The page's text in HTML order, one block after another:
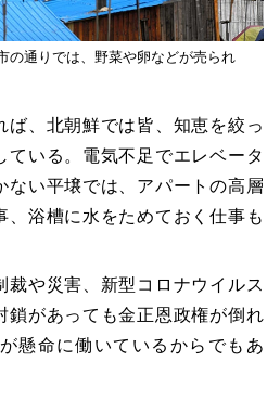
の通りでは、野菜や卵などが売られ
ば、北朝鮮では皆、知恵を絞っ
ている。電気不足でエレベータ
ない平壌では、アパートの高層
、浴槽に水をためておく仕事も
裁や災害、新型コロナウイルス
鎖があっても金正恩政権が倒れ
懸命に働いているからでもあ